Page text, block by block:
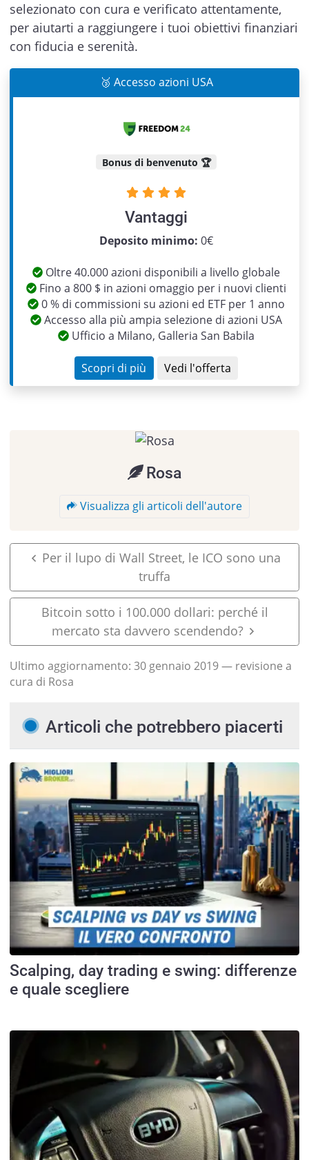
selezionato con cura e verificato attentamente,
per aiutarti a raggiungere i tuoi obiettivi finanziari
con fiducia e serenità.
🥉 Accesso azioni USA
Bonus di benvenuto 🏆
Vantaggi
Deposito minimo: 0€
Oltre 40.000 azioni disponibili a livello globale
Fino a 800 $ in azioni omaggio per i nuovi clienti
0 % di commissioni su azioni ed ETF per 1 anno
Accesso alla più ampia selezione di azioni USA
Ufficio a Milano, Galleria San Babila
Scopri di più Vedi l'offerta
Rosa
Visualizza gli articoli dell'autore
Per il lupo di Wall Street, le ICO sono una
truffa
Bitcoin sotto i 100.000 dollari: perché il
mercato sta davvero scendendo?
Ultimo aggiornamento: 30 gennaio 2019— revisione a
cura di Rosa
Articoli che potrebbero piacerti
Scalping, day trading e swing: differenze
e quale scegliere